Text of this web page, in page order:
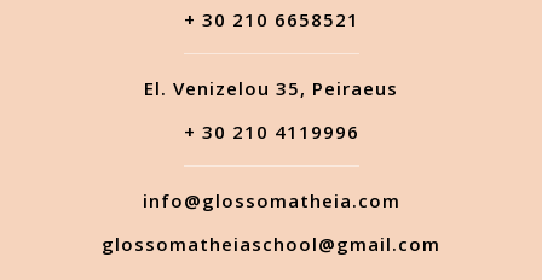
+ 30 210 6658521
El. Venizelou 35, Peiraeus
+ 30 210 4119996
info@glossomatheia.com
glossomatheiaschool@gmail.com